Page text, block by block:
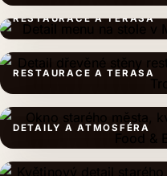
RESTAURACE A TERASA
RESTAURACE A TERASA
DETAILY A ATMOSFÉRA